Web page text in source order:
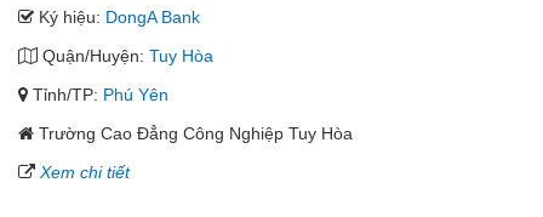
Ký hiệu: DongA Bank
Quận/Huyện: Tuy Hòa
Tỉnh/TP: Phú Yên
Trường Cao Đẳng Công Nghiệp Tuy Hòa
Xem chi tiết